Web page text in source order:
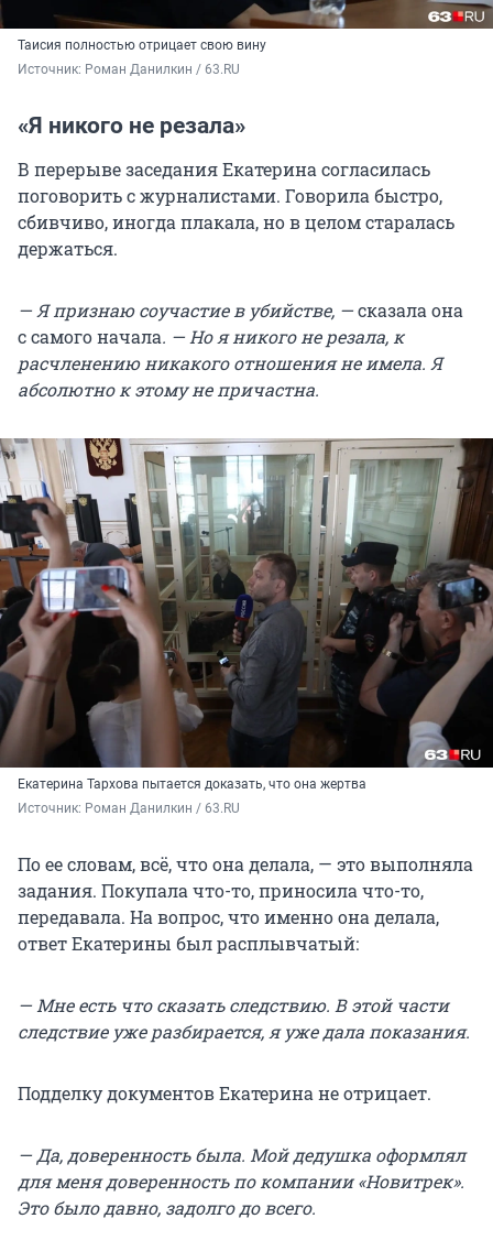
Таисия полностью отрицает свою вину
Источник: Роман Данилкин / 63.RU
«Я никого не резала»
В перерыве заседания Екатерина согласилась
поговорить с журналистами. Говорила быстро,
сбивчиво, иногда плакала, но в целом старалась
держаться.
— Я признаю соучастие в убийстве, —сказала она
с самого начала. — Но я никого не резала, к
расчленению никакого отношения не имела. Я
абсолютно к этому не причастна.
Екатерина Тархова пытается доказать, что она жертва
Источник: Роман Данилкин / 63.RU
По ее словам, всё, что она делала, — это выполняла
задания. Покупала что-то, приносила что-то,
передавала. На вопрос, что именно она делала,
ответ Екатерины был расплывчатый:
— Мне есть что сказать следствию. В этой части
следствие уже разбирается, я уже дала показания.
Подделку документов Екатерина не отрицает.
— Да, доверенность была. Мой дедушка оформлял
для меня доверенность по компании «Новитрек».
Это было давно, задолго до всего.